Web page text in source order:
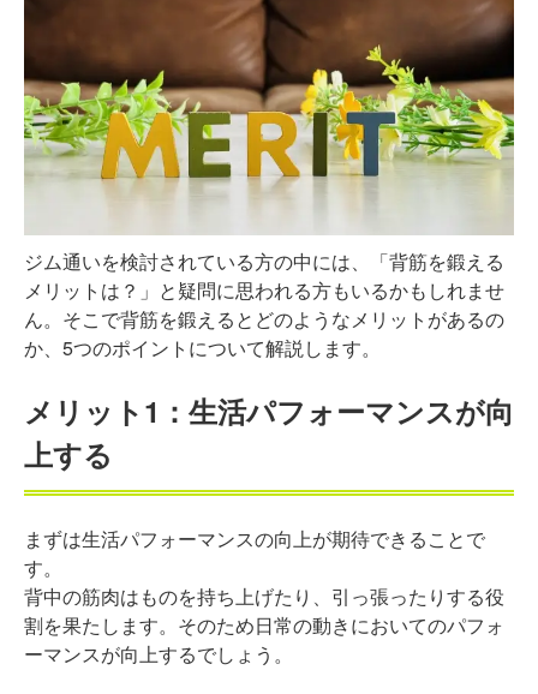
ジム通いを検討されている方の中には、「背筋を鍛える
メリットは？」と疑問に思われる方もいるかもしれませ
ん。そこで背筋を鍛えるとどのようなメリットがあるの
か、5つのポイントについて解説します。
メリット1：生活パフォーマンスが向
上する
まずは生活パフォーマンスの向上が期待できることで
す。
背中の筋肉はものを持ち上げたり、引っ張ったりする役
割を果たします。そのため日常の動きにおいてのパフォ
ーマンスが向上するでしょう。